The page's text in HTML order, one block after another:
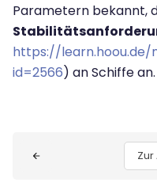
Parametern bekannt,
https://
id=2566) an Schiffe an.
Zur